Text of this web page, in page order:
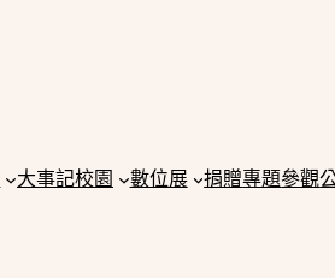
大事記校園 數位展 捐贈專題參觀